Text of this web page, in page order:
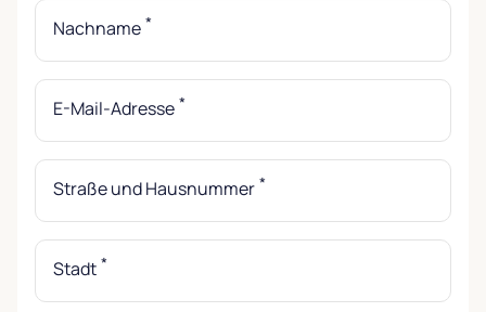
Nachname *
E-Mail-Adresse *
Straße und Hausnummer *
Stadt *